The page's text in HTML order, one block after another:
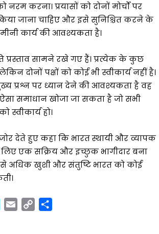
नरम करना। प्रयासों को दोनों मोर्चों पर
जाना चाहिए और इसे सुनिश्चित करने के
कार्य की आवश्यकता है।
प्रस्ताव सामने रखे गए हैं। प्रत्येक के कुछ
दोनों पक्षों को कोई भी स्वीकार्य नहीं है।
प्रश्न पर ध्यान देने की आवश्यकता है वह
समाधान खोजा जा सकता है जो सभी
स्वीकार्य हो।
देते हुए कहा कि भारत स्थायी और व्यापक
एक सक्रिय और इच्छुक भागीदार बना
से अधिक खुशी और संतुष्टि भारत को कोई